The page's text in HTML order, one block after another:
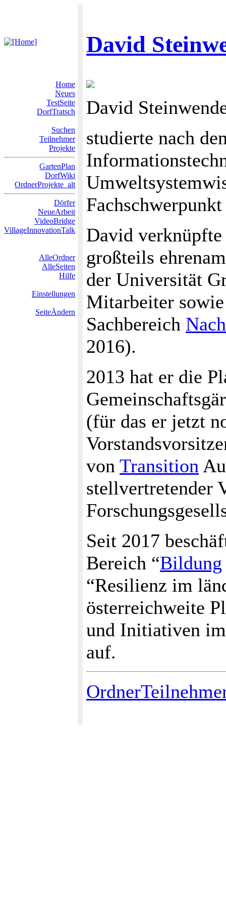
David
Home
Neues
TestSeite
DorfTratsch
Suchen
Teilnehmer
Projekte
GartenPlan
DorfWiki
OrdnerProjekte_alt
Dörfer
NeueArbeit
VideoBridge
VillageInnovationTalk
AlleOrdner
AlleSeiten
Hilfe
Einstellungen
SeiteÄndern
David
studierte nach
David
großteils
der Universität
Mitarbeiter
Sachbereich
2016).
2013 hat er die
(für das er jetzt
von Transition
stellvertretender
Seit 2017
Bereich “Bildung
“Resilienz im
österreichweite
und Initiativen
auf.